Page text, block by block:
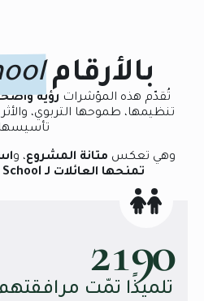
بالأرقام
تُقدّم هذه المؤشرات رؤية
تنظيمها، طموحها التربوي،
وهي تعكس متانة المشروع، و
تمنحها العائلات لـ Fort School
2190
تلميذًا تمّت